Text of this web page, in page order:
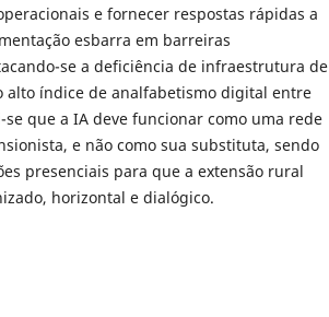
e fornecer respostas rápidas a
esbarra em barreiras
se a deficiência de infraestrutura de
alto índice de analfabetismo digital entre
que a IA deve funcionar como uma rede
e não como sua substituta, sendo
presenciais para que a extensão rural
horizontal e dialógico.